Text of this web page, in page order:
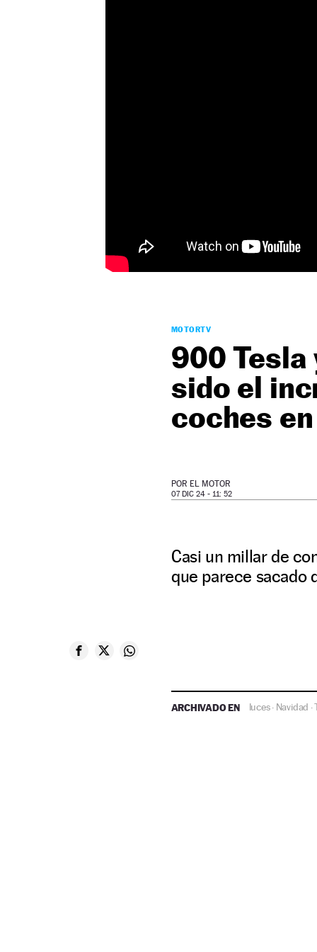
MOTORTV
900 Tesla
sido el
coches
POR EL MOTOR
07 DIC 24 - 11: 52
Casi un millar de
que parece sacado
ARCHIVADO EN luces· Navidad ·